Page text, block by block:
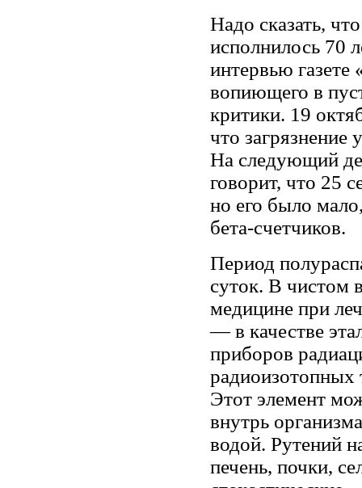
Надо сказать,
исполнилось 70
интервью
вопиющего в
критики. 19
что
На следующий
говорит, что 25
но его было
бета-счетчиков.
Период
суток. В чистом
медицине при
— в качестве
приборов
радиоизотопных
Этот элемент
внутрь
водой. Рутений
печень, почки,